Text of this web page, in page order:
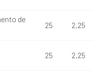
de
25 2,25
25 2,25